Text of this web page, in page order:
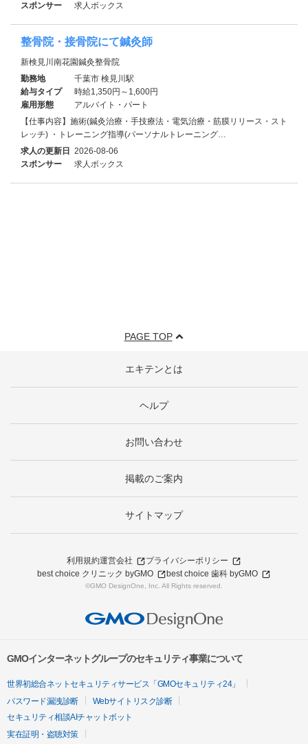
スポンサー
求人ボックス
整骨院・接骨院にて鍼灸師
新検見川南花園鍼灸整骨院
勤務地
千葉市 検見川駅
給与タイプ
時給1,350円～1,600円
雇用形態
アルバイト・パート
【仕事内容】施術(鍼灸治療・手技療法・電気治療・筋膜リリース・スト
レッチ) ・トレーニング指導(パーソナルトレーニング…
求人の更新日 2026-08-06
スポンサー
求人ボックス
PAGE TOP
エキテンとは
ヘルプ
お問い合わせ
掲載のご案内
サイトマップ
利用規約運営会社
プライバシーポリシー
best choice クリニック byGMO
best choice 歯科 byGMO
©GMO DesignOne, Inc. All Rights reserved.
GMOインターネットグループのセキュリティ事業について
世界初総合ネットセキュリティサービス「GMOセキュリティ24」
パスワード漏洩診断
Webサイトリスク診断
セキュリティ相談AIチャットボット
実在証明・盗聴対策